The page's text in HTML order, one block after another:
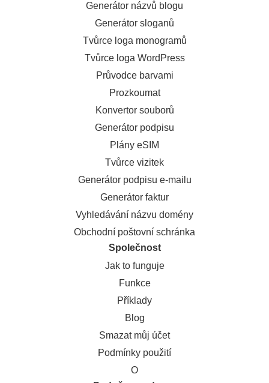
Generátor názvů blogu
Generátor sloganů
Tvůrce loga monogramů
Tvůrce loga WordPress
Průvodce barvami
Prozkoumat
Konvertor souborů
Generátor podpisu
Plány eSIM
Tvůrce vizitek
Generátor podpisu e-mailu
Generátor faktur
Vyhledávání názvu domény
Obchodní poštovní schránka
Společnost
Jak to funguje
Funkce
Příklady
Blog
Smazat můj účet
Podmínky použití
O